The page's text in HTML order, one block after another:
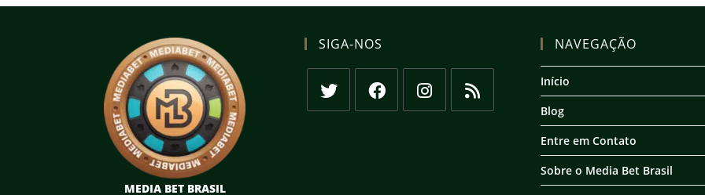
MEDIA BET BRASIL
SIGA-NOS NAVEGAÇÃO
Início
Blog
Entre em Contato
Sobre o Media Bet Brasil